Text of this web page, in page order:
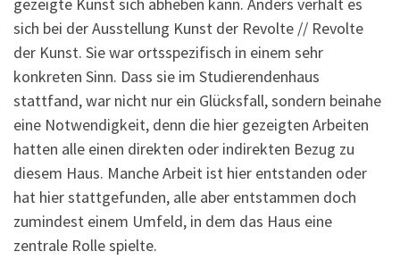
sich bei der Ausstellung Kunst der Revolte // Revolte
der Kunst. Sie war ortsspezifisch in einem sehr
konkreten Sinn. Dass sie im Studierendenhaus
stattfand, war nicht nur ein Glücksfall, sondern beinahe
eine Notwendigkeit, denn die hier gezeigten Arbeiten
hatten alle einen direkten oder indirekten Bezug zu
diesem Haus. Manche Arbeit ist hier entstanden oder
hat hier stattgefunden, alle aber entstammen doch
zumindest einem Umfeld, in dem das Haus eine
zentrale Rolle spielte.